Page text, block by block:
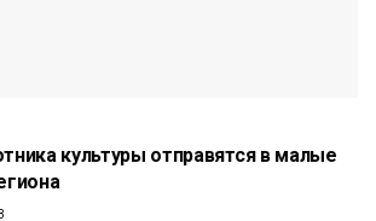
культуры отправятся в малые